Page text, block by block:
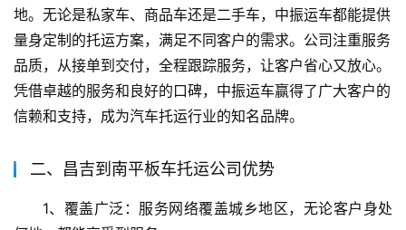
地。无论是私家车、商品车还是二手车，中振运车都能提供
量身定制的托运方案，满足不同客户的需求。公司注重服务
品质，从接单到交付，全程跟踪服务，让客户省心又放心。
凭借卓越的服务和良好的口碑，中振运车赢得了广大客户的
信赖和支持，成为汽车托运行业的知名品牌。
二、昌吉到南平板车托运公司优势
1、覆盖广泛：服务网络覆盖城乡地区，无论客户身处